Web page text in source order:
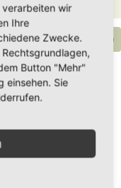
Alle Zeiten sindUTC+02:00
durch phpBB
| Nutzungsbedingungen
verarbeiten wir
Ihre
Zwecke.
Button "Mehr"
einsehen. Sie